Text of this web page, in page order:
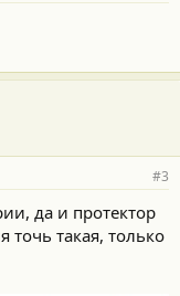
#3
да и протектор
точь такая, только